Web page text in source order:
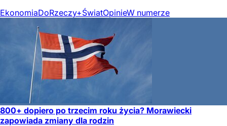
EkonomiaDoRzeczy+ŚwiatOpinieW numerze
800+ dopiero po trzecim roku życia? Morawiecki
zapowiada zmiany dla rodzin